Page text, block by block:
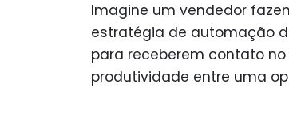
Imagine um vendedor
estratégia de automação
para receberem contato
produtividade entre uma